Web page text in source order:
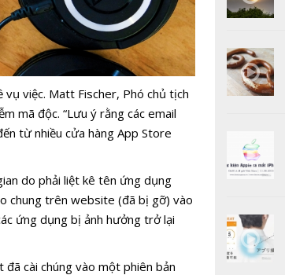
việc. Matt Fischer, Phó chủ tịch
mã độc. “Lưu ý rằng các email
từ nhiều cửa hàng App Store
do phải liệt kê tên ứng dụng
chung trên website (đã bị gỡ) vào
ứng dụng bị ảnh hưởng trở lại
cài chúng vào một phiên bản